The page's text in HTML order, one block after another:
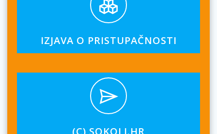
IZJAVA O PRISTUPAČNOSTI
(C) SOKOLI.HR